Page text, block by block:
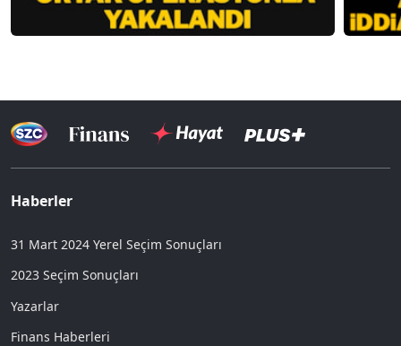
Haberler
31 Mart 2024 Yerel Seçim Sonuçları
2023 Seçim Sonuçları
Yazarlar
Finans Haberleri